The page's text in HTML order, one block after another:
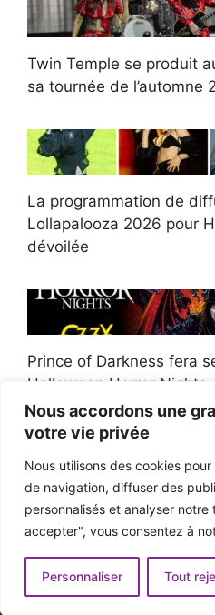
Nous accordons une
votre vie privée
Nous utilisons des cookies
de navigation, diffuser des
personnalisés et analyser
accepter", vous consentez à
Personnaliser Tout
Twin Temple se produit
sa tournée de l’automne
La programmation de
Lollapalooza 2026 pour
dévoilée
Prince of Darkness fera
Halloween Horror Nights
Afroman poursuit un
victoire du jury en
© 2026 - Pop'n Music